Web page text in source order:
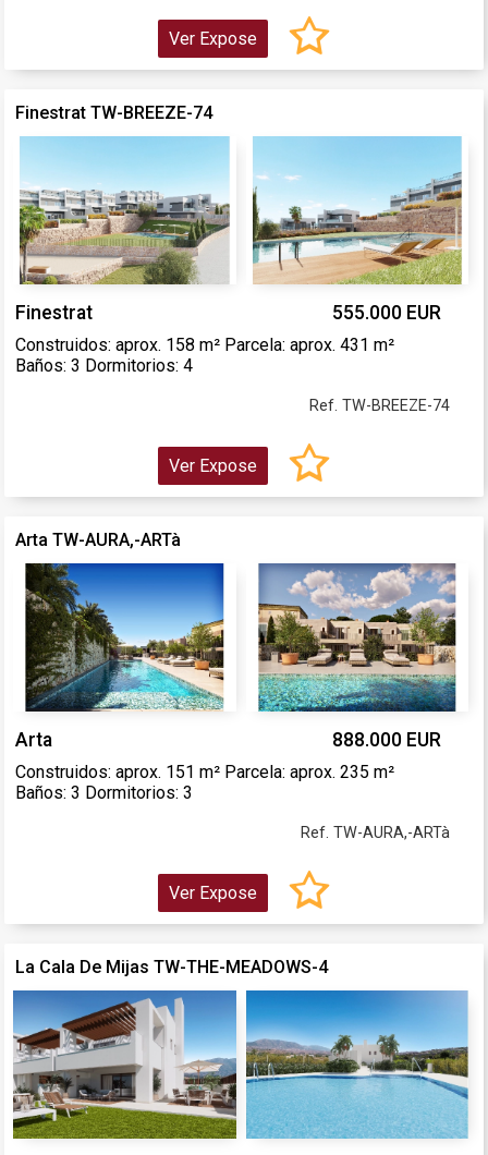
Ver Expose
Finestrat TW-BREEZE-74
Finestrat 555.000 EUR
Construidos: aprox. 158 m² Parcela: aprox. 431 m²
Baños: 3 Dormitorios: 4
Ref. TW-BREEZE-74
Ver Expose
Arta TW-AURA,-ARTà
Arta 888.000 EUR
Construidos: aprox. 151 m² Parcela: aprox. 235 m²
Baños: 3 Dormitorios: 3
Ref. TW-AURA,-ARTà
Ver Expose
La Cala De Mijas TW-THE-MEADOWS-4